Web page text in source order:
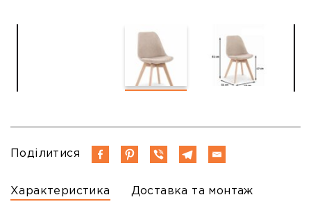
Характеристика Доставка та монтаж
Поділитися